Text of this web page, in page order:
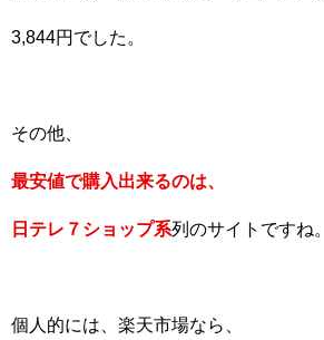
3,844円でした。
その他、
最安値で購入出来るのは、
日テレ７ショップ系列のサイトですね。
個人的には、楽天市場なら、